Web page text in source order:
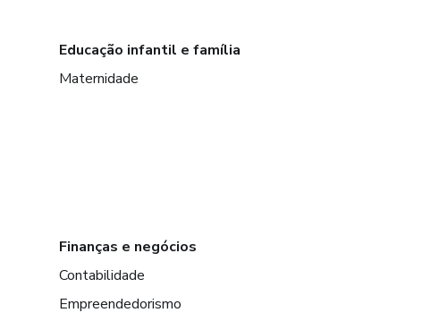
Educação infantil e família
Maternidade
Finanças e negócios
Contabilidade
Empreendedorismo